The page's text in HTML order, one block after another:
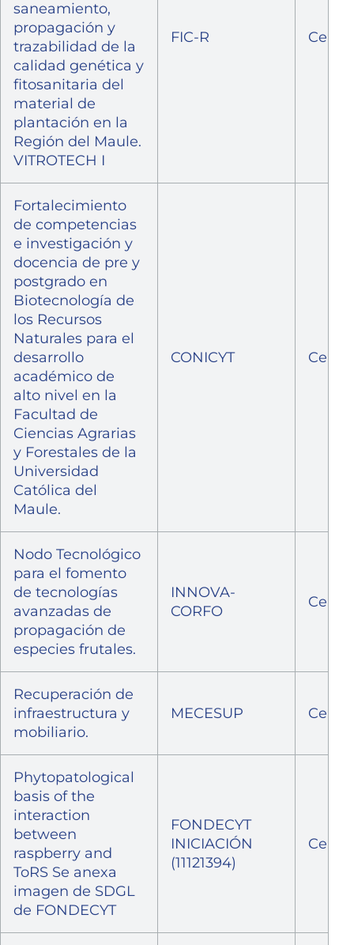
saneamiento,
propagación y
trazabilidad de la
calidad genética y
fitosanitaria del
material de
plantación en la
Región del Maule.
VITROTECH I
FIC-R
Fortalecimiento
de competencias
e investigación y
docencia de pre y
postgrado en
Biotecnología de
los Recursos
Naturales para el
desarrollo
académico de
alto nivel en la
Facultad de
Ciencias Agrarias
y Forestales de la
Universidad
Católica del
Maule.
CONICYT
Nodo Tecnológico
para el fomento
de tecnologías
avanzadas de
propagación de
especies frutales.
INNOVA-
CORFO
Recuperación de
infraestructura y
mobiliario.
MECESUP
Phytopatological
basis of the
interaction
between
raspberry and
ToRS Se anexa
imagen de SDGL
de FONDECYT
FONDECYT
INICIACIÓN
(11121394)